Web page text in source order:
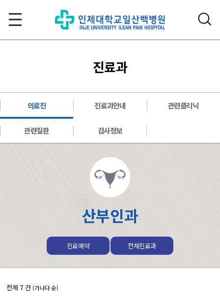
진료과
의료진 진료과안내 관련클리닉
관련질환 검사정보
산부인과
진료예약 전체진료과
전체 7 건 (가나다 순)